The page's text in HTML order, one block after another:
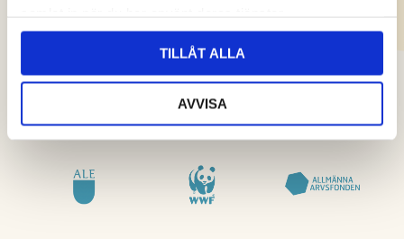
TILLÅT ALLA
AVVISA